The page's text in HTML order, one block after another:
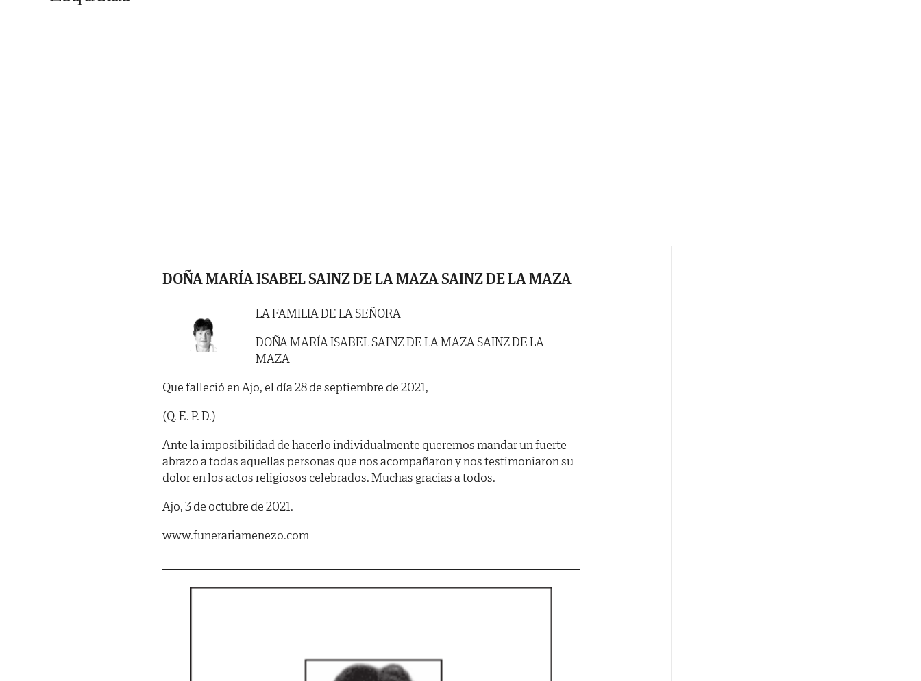
DOÑA MARÍA ISABEL SAINZ DE LA MAZA SAINZ DE LA MAZA
LA FAMILIA DE LA SEÑORA
DOÑA MARÍA ISABEL SAINZ DE LA MAZA SAINZ DE LA
MAZA
Que falleció en Ajo, el día 28 de septiembre de 2021,
(Q. E. P. D.)
Ante la imposibilidad de hacerlo individualmente queremos mandar un fuerte
abrazo a todas aquellas personas que nos acompañaron y nos testimoniaron su
dolor en los actos religiosos celebrados. Muchas gracias a todos.
Ajo, 3 de octubre de 2021.
www.funerariamenezo.com